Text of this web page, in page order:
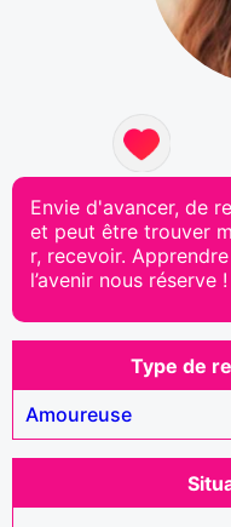
Envie d'avancer, de
et peut être trouver
r, recevoir.
l’avenir nous réserve !
Type de
Amoureuse